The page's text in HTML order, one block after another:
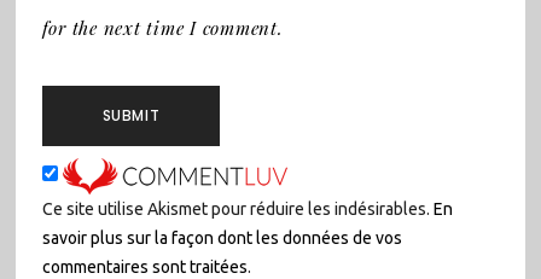
for the next time I comment.
Ce site utilise Akismet pour réduire les indésirables. En
savoir plus sur la façon dont les données de vos
commentaires sont traitées.